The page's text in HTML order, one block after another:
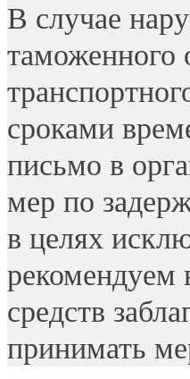
В случае
таможенного
сроками
письмо в
мер по
в целях
рекомендуем
средств
принимать